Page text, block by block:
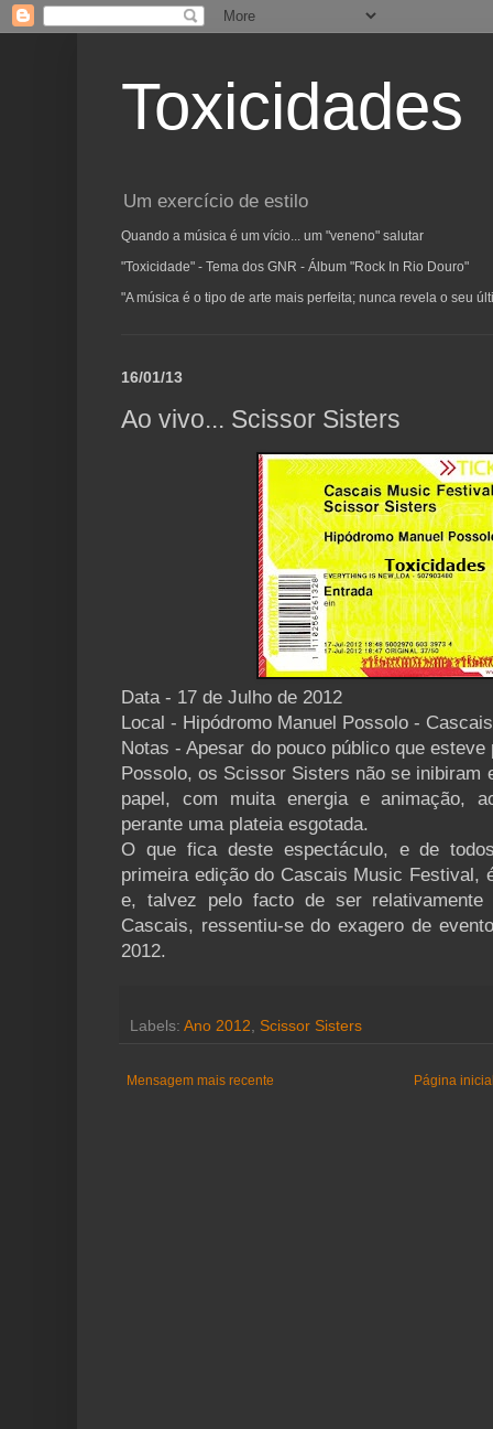
Toxicidades
Um exercício de estilo
Quando a música é um vício... um "veneno" salutar
"Toxicidade" - Tema dos GNR - Álbum "Rock In Rio Douro"
"A música é o tipo de arte mais perfeita; nunca revela o seu
16/01/13
Ao vivo... Scissor Sisters
Data - 17 de Julho de 2012
Local - Hipódromo Manuel Possolo - Cascais
Notas - Apesar do pouco público que
Possolo, os Scissor Sisters não se inibiram
papel, com muita energia e animação,
perante uma plateia esgotada.
O que fica deste espectáculo, e de
primeira edição do Cascais Music Festival,
e, talvez pelo facto de ser
Cascais, ressentiu-se do exagero de
2012.
Labels: Ano 2012, Scissor Sisters
Mensagem mais recente Página